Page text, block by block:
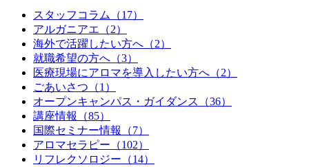
スタッフコラム（17）
アルガニアエ（2）
海外で活躍したい方へ（2）
就職希望の方へ（3）
医療現場にアロマを導入したい方へ（2）
ごあいさつ（1）
オープンキャンパス・ガイダンス（36）
講座情報（85）
国際セミナー情報（7）
アロマセラピー（102）
リフレクソロジー（14）